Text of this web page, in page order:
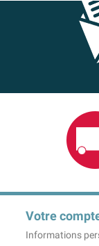
Votre
Informations